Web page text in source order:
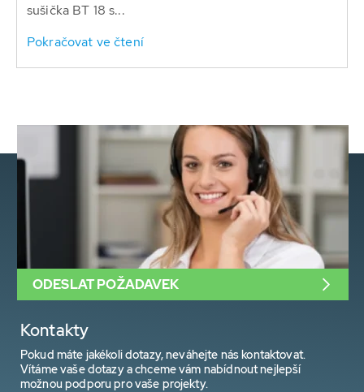
sušička BT 18 s...
Pokračovat ve čtení
Kontakty
Pokud máte jakékoli dotazy, neváhejte nás kontaktovat.
Vítáme vaše dotazy a chceme vám nabídnout nejlepší
možnou podporu pro vaše projekty.
ODESLAT POŽADAVEK